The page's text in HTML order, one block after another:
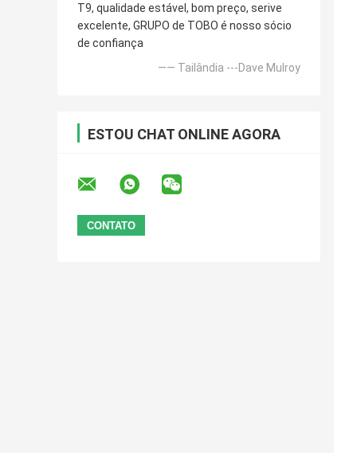
T9, qualidade estável, bom preço, serive
excelente, GRUPO de TOBO é nosso sócio
de confiança
—— Tailândia ---Dave Mulroy
ESTOU CHAT ONLINE AGORA